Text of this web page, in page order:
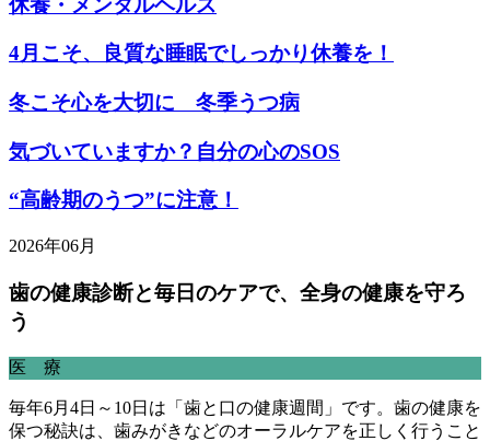
4月こそ、良質な睡眠でしっかり休養を！
冬こそ心を大切に 冬季うつ病
気づいていますか？自分の心のSOS
“高齢期のうつ”に注意！
2026年06月
歯の健康診断と毎日のケアで、全身の健康を守ろ
う
医 療
毎年6月4日～10日は「歯と口の健康週間」です。歯の健康を
保つ秘訣は、歯みがきなどのオーラルケアを正しく行うこと